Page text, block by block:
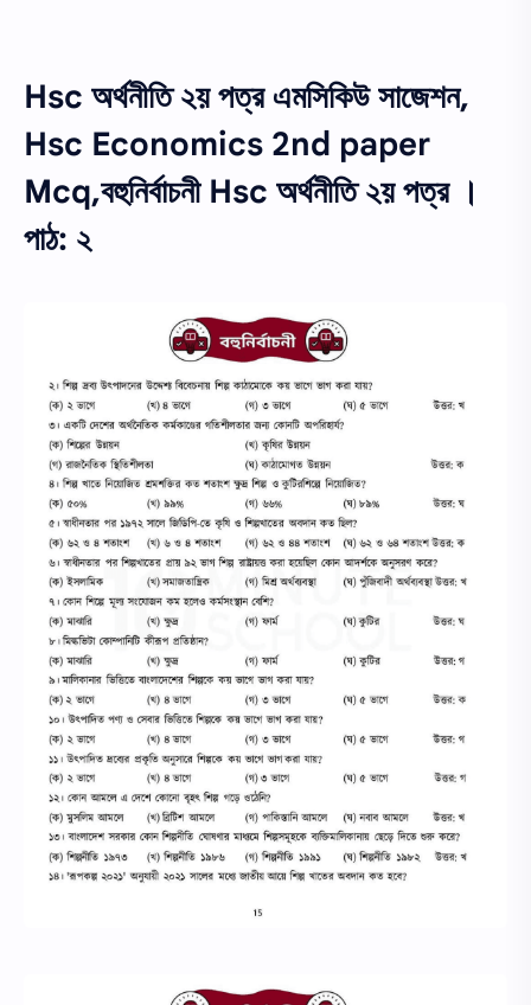
Hsc অর্থনীতি ২য় পত্র এমসিকিউ সাজেশন,
Hsc Economics 2nd paper
Mcq,বহুনির্বাচনী Hsc অর্থনীতি ২য় পত্র ।
পাঠ: ২